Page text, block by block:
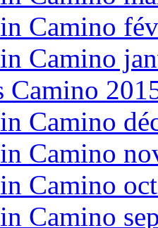
Camino
Camino
Camino
Camino
Camino
Camino
Camino